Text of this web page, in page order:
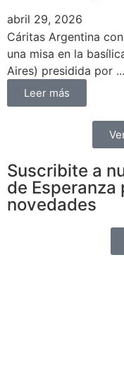
abril 29, 2026
Cáritas Argentina
una misa en la
Aires) presidida por ...
Leer más
Suscribite a
de
novedades